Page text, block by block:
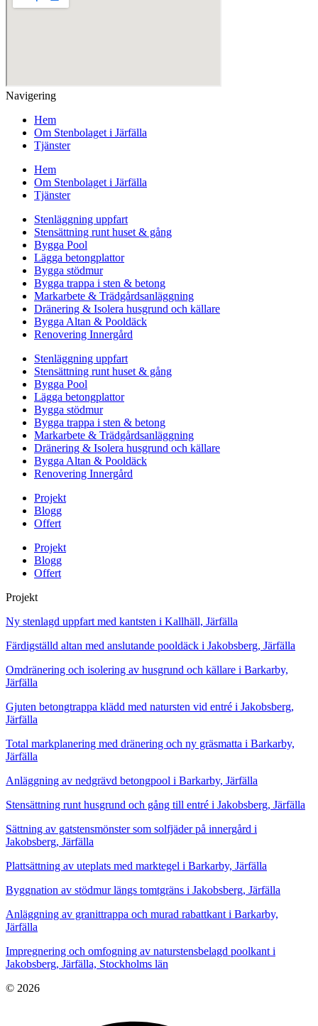
Navigering
Hem
Om Stenbolaget i Järfälla
Tjänster
Hem
Om Stenbolaget i Järfälla
Tjänster
Stenläggning uppfart
Stensättning runt huset & gång
Bygga Pool
Lägga betongplattor
Bygga stödmur
Bygga trappa i sten & betong
Markarbete & Trädgårdsanläggning
Dränering & Isolera husgrund och källare
Bygga Altan & Pooldäck
Renovering Innergård
Stenläggning uppfart
Stensättning runt huset & gång
Bygga Pool
Lägga betongplattor
Bygga stödmur
Bygga trappa i sten & betong
Markarbete & Trädgårdsanläggning
Dränering & Isolera husgrund och källare
Bygga Altan & Pooldäck
Renovering Innergård
Projekt
Blogg
Offert
Projekt
Blogg
Offert
Projekt
Ny stenlagd uppfart med kantsten i Kallhäll, Järfälla
Färdigställd altan med anslutande pooldäck i Jakobsberg, Järfälla
Omdränering och isolering av husgrund och källare i Barkarby,
Järfälla
Gjuten betongtrappa klädd med natursten vid entré i Jakobsberg,
Järfälla
Total markplanering med dränering och ny gräsmatta i Barkarby,
Järfälla
Anläggning av nedgrävd betongpool i Barkarby, Järfälla
Stensättning runt husgrund och gång till entré i Jakobsberg, Järfälla
Sättning av gatstensmönster som solfjäder på innergård i
Jakobsberg, Järfälla
Plattsättning av uteplats med marktegel i Barkarby, Järfälla
Byggnation av stödmur längs tomtgräns i Jakobsberg, Järfälla
Anläggning av granittrappa och murad rabattkant i Barkarby,
Järfälla
Impregnering och omfogning av naturstensbelagd poolkant i
Jakobsberg, Järfälla, Stockholms län
© 2026